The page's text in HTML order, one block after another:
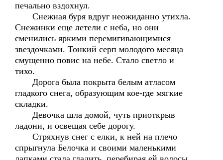
печально вздохнул.
Снежная буря вдруг неожиданно утихла.
Снежинки еще летели с неба, но они
сменились яркими перемигивающимися
звездочками. Тонкий серп молодого месяца
смущенно повис на небе. Стало светло и
тихо.
Дорога была покрыта белым атласом
гладкого снега, образующим кое-где мягкие
складки.
Девочка шла домой, чуть приоткрыв
ладони, и освещая себе дорогу.
Стряхнув снег с елки, к ней на плечо
спрыгнула Белочка и своими маленькими